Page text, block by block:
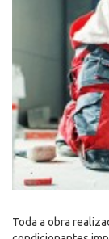
Toda a obra